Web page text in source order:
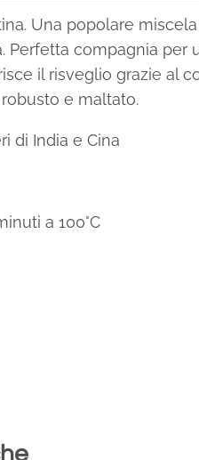
Una popolare
Perfetta compagnia per
il risveglio grazie al
e maltato.
di India e Cina
a 100°C